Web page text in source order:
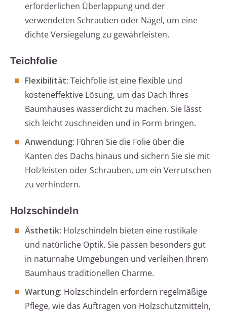
erforderlichen Überlappung und der
verwendeten Schrauben oder Nägel, um eine
dichte Versiegelung zu gewährleisten.
Teichfolie
Flexibilität: Teichfolie ist eine flexible und
kosteneffektive Lösung, um das Dach Ihres
Baumhauses wasserdicht zu machen. Sie lässt
sich leicht zuschneiden und in Form bringen.
Anwendung: Führen Sie die Folie über die
Kanten des Dachs hinaus und sichern Sie sie mit
Holzleisten oder Schrauben, um ein Verrutschen
zu verhindern.
Holzschindeln
Ästhetik: Holzschindeln bieten eine rustikale
und natürliche Optik. Sie passen besonders gut
in naturnahe Umgebungen und verleihen Ihrem
Baumhaus traditionellen Charme.
Wartung: Holzschindeln erfordern regelmäßige
Pflege, wie das Auftragen von Holzschutzmitteln,